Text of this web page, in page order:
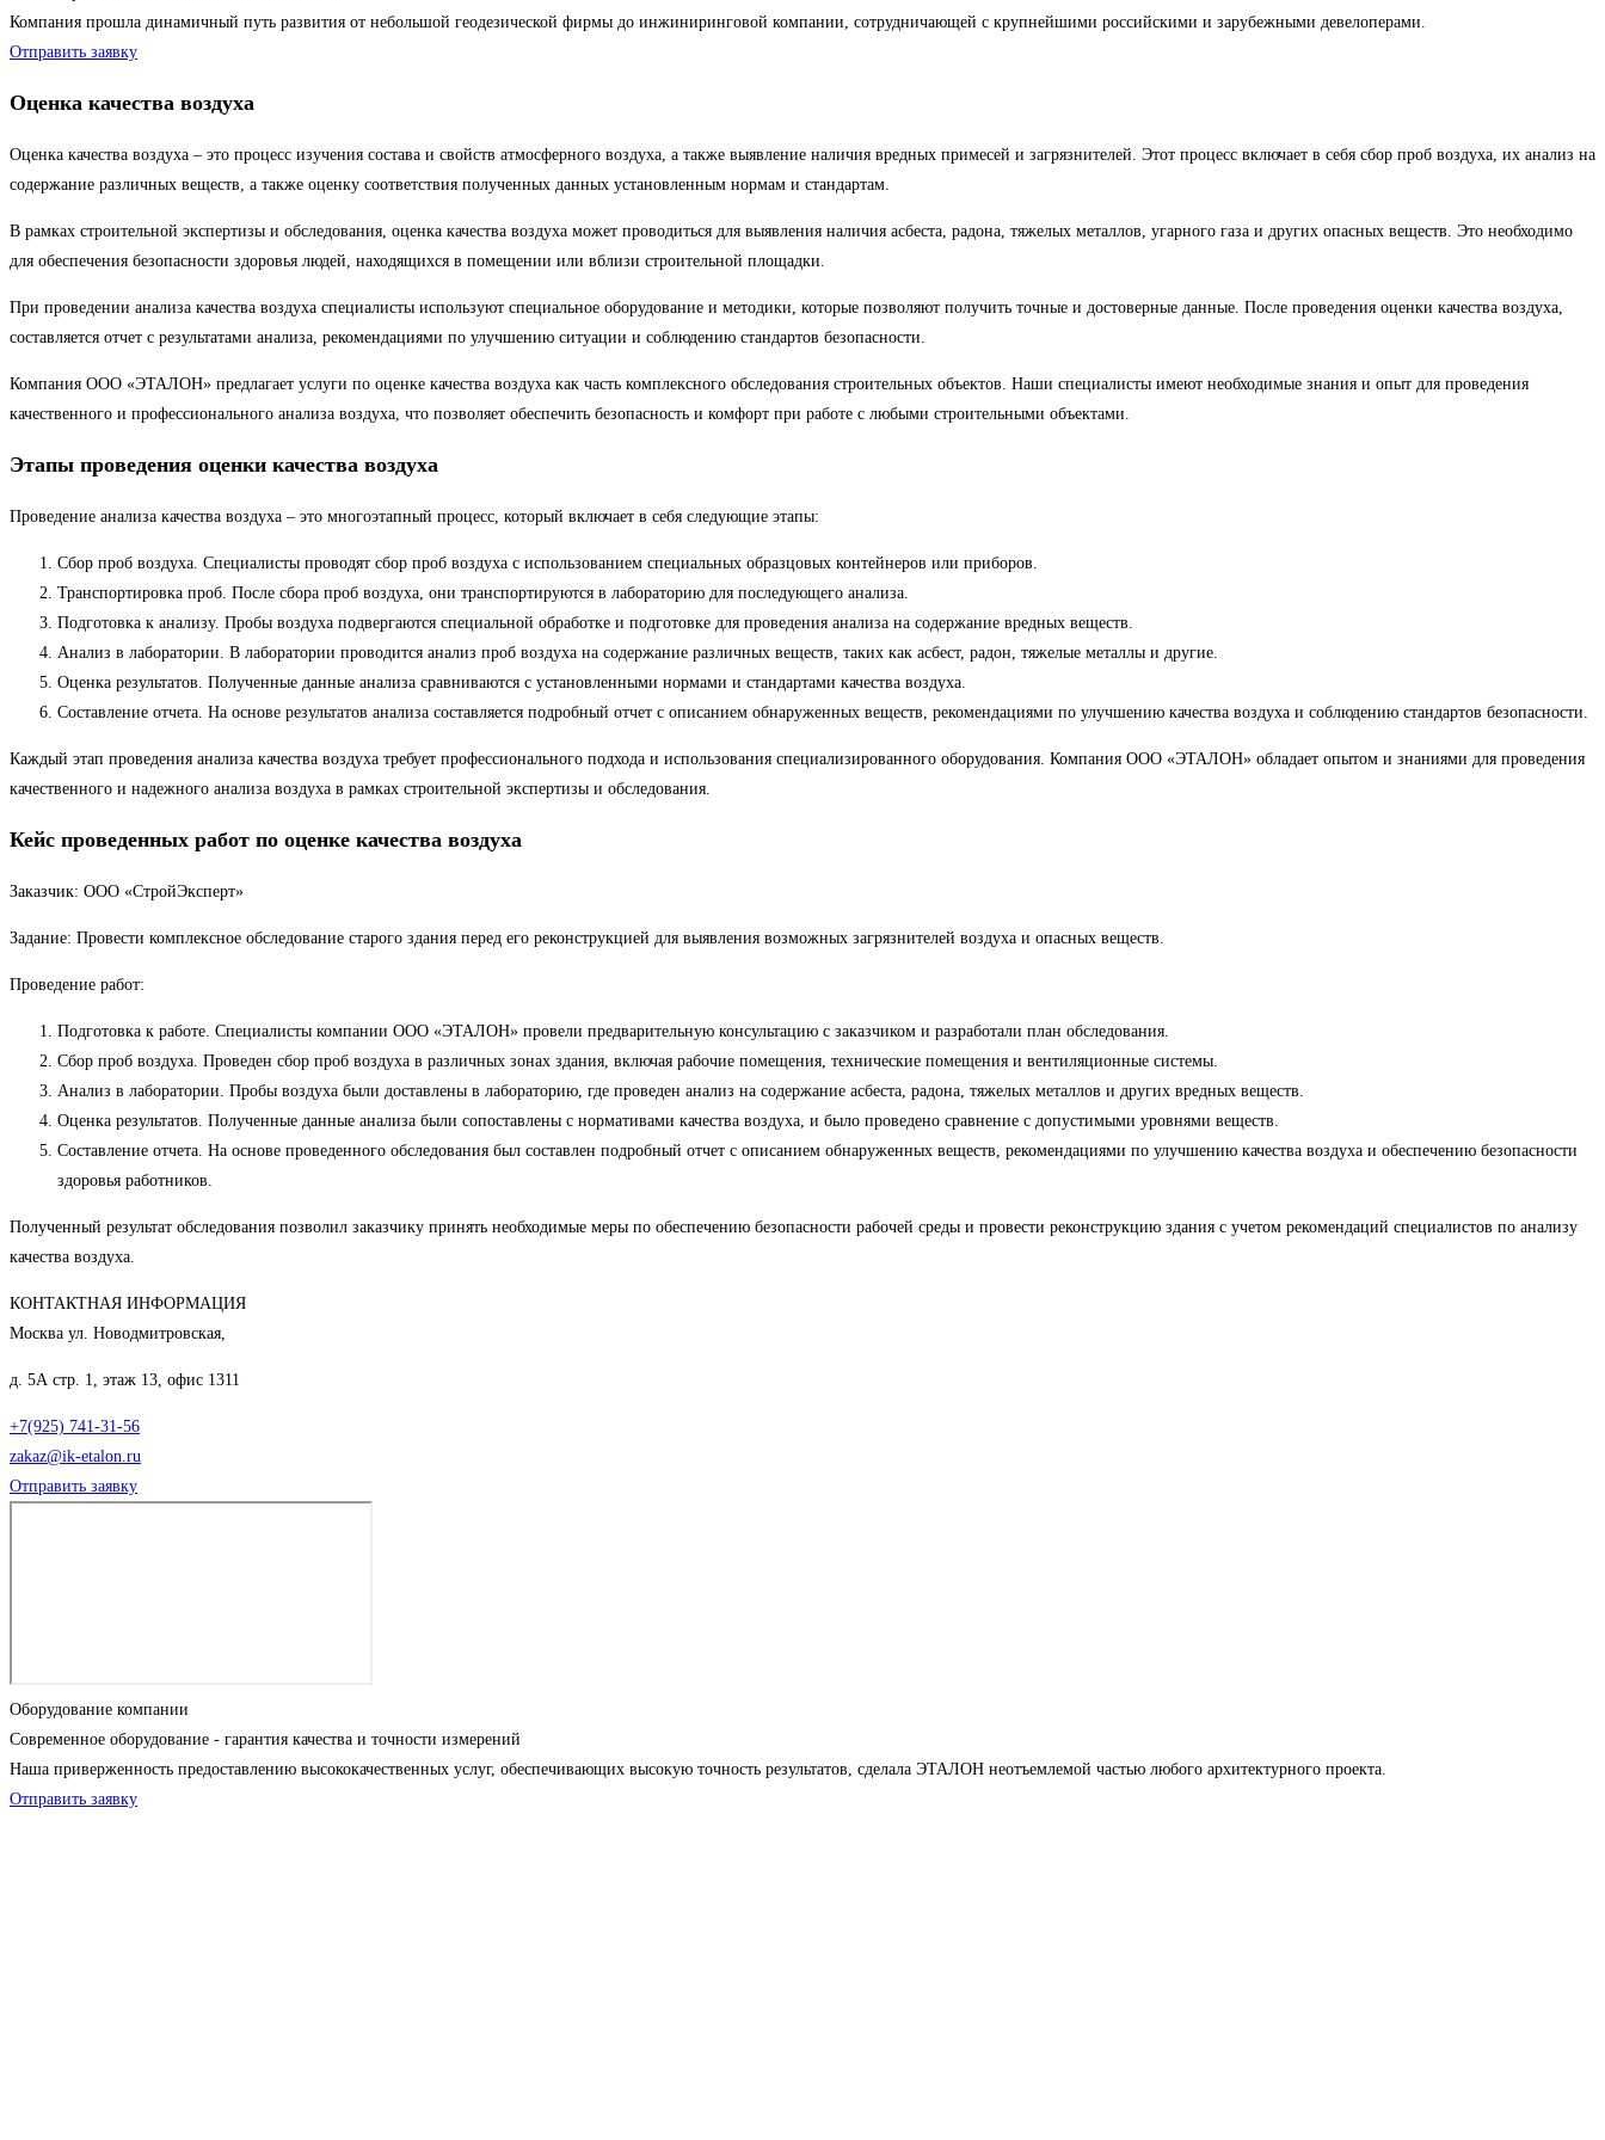
Компания прошла динамичный путь развития от небольшой геодезической фирмы до инжиниринговой компании, сотрудничающей с крупнейшими российскими и зарубежными девелоперами.
Отправить заявку
Оценка качества воздуха
Оценка качества воздуха – это процесс изучения состава и свойств атмосферного воздуха, а также выявление наличия вредных примесей и загрязнителей. Этот процесс включает в себя сбор проб воздуха, их анализ на
содержание различных веществ, а также оценку соответствия полученных данных установленным нормам и стандартам.
В рамках строительной экспертизы и обследования, оценка качества воздуха может проводиться для выявления наличия асбеста, радона, тяжелых металлов, угарного газа и других опасных веществ. Это необходимо
для обеспечения безопасности здоровья людей, находящихся в помещении или вблизи строительной площадки.
При проведении анализа качества воздуха специалисты используют специальное оборудование и методики, которые позволяют получить точные и достоверные данные. После проведения оценки качества воздуха,
составляется отчет с результатами анализа, рекомендациями по улучшению ситуации и соблюдению стандартов безопасности.
Компания ООО «ЭТАЛОН» предлагает услуги по оценке качества воздуха как часть комплексного обследования строительных объектов. Наши специалисты имеют необходимые знания и опыт для проведения
качественного и профессионального анализа воздуха, что позволяет обеспечить безопасность и комфорт при работе с любыми строительными объектами.
Этапы проведения оценки качества воздуха
Проведение анализа качества воздуха – это многоэтапный процесс, который включает в себя следующие этапы:
Сбор проб воздуха. Специалисты проводят сбор проб воздуха с использованием специальных образцовых контейнеров или приборов.
Транспортировка проб. После сбора проб воздуха, они транспортируются в лабораторию для последующего анализа.
Подготовка к анализу. Пробы воздуха подвергаются специальной обработке и подготовке для проведения анализа на содержание вредных веществ.
Анализ в лаборатории. В лаборатории проводится анализ проб воздуха на содержание различных веществ, таких как асбест, радон, тяжелые металлы и другие.
Оценка результатов. Полученные данные анализа сравниваются с установленными нормами и стандартами качества воздуха.
Составление отчета. На основе результатов анализа составляется подробный отчет с описанием обнаруженных веществ, рекомендациями по улучшению качества воздуха и соблюдению стандартов безопасности.
Каждый этап проведения анализа качества воздуха требует профессионального подхода и использования специализированного оборудования. Компания ООО «ЭТАЛОН» обладает опытом и знаниями для проведения
качественного и надежного анализа воздуха в рамках строительной экспертизы и обследования.
Кейс проведенных работ по оценке качества воздуха
Заказчик: ООО «СтройЭксперт»
Задание: Провести комплексное обследование старого здания перед его реконструкцией для выявления возможных загрязнителей воздуха и опасных веществ.
Проведение работ:
Подготовка к работе. Специалисты компании ООО «ЭТАЛОН» провели предварительную консультацию с заказчиком и разработали план обследования.
Сбор проб воздуха. Проведен сбор проб воздуха в различных зонах здания, включая рабочие помещения, технические помещения и вентиляционные системы.
Анализ в лаборатории. Пробы воздуха были доставлены в лабораторию, где проведен анализ на содержание асбеста, радона, тяжелых металлов и других вредных веществ.
Оценка результатов. Полученные данные анализа были сопоставлены с нормативами качества воздуха, и было проведено сравнение с допустимыми уровнями веществ.
Составление отчета. На основе проведенного обследования был составлен подробный отчет с описанием обнаруженных веществ, рекомендациями по улучшению качества воздуха и обеспечению безопасности
здоровья работников.
Полученный результат обследования позволил заказчику принять необходимые меры по обеспечению безопасности рабочей среды и провести реконструкцию здания с учетом рекомендаций специалистов по анализу
качества воздуха.
КОНТАКТНАЯ ИНФОРМАЦИЯ
Москва ул. Новодмитровская,
д. 5А стр. 1, этаж 13, офис 1311
+7(925) 741-31-56
zakaz@ik-etalon.ru
Отправить заявку
Оборудование компании
Современное оборудование - гарантия качества и точности измерений
Наша приверженность предоставлению высококачественных услуг, обеспечивающих высокую точность результатов, сделала ЭТАЛОН неотъемлемой частью любого архитектурного проекта.
Отправить заявку